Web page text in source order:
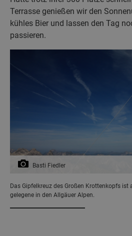
Terrasse genießen wir den
kühles Bier und lassen den Tag
passieren.
Basti Fiedler
Das Gipfelkreuz des Großen Krottenkopfs
gelegene in den Allgäuer Alpen.